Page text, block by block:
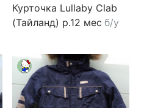
Курточка Lullaby Clab
(Тайланд) р.12 мес б/у